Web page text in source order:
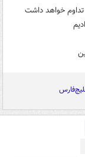
خواهد داشت